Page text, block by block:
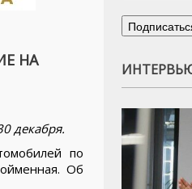
НА
декабря.
по
Об